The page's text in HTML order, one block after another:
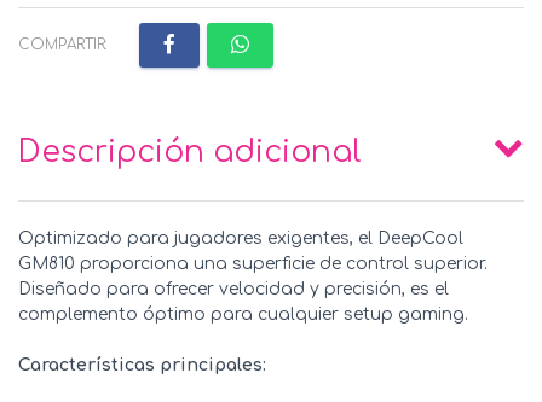
COMPARTIR:
Descripción adicional
Optimizado para jugadores exigentes, el DeepCool
GM810 proporciona una superficie de control superior.
Diseñado para ofrecer velocidad y precisión, es el
complemento óptimo para cualquier setup gaming.
Características principales: